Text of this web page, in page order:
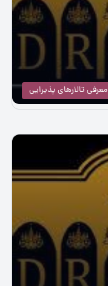
معرفی تالارهای پذیرایی